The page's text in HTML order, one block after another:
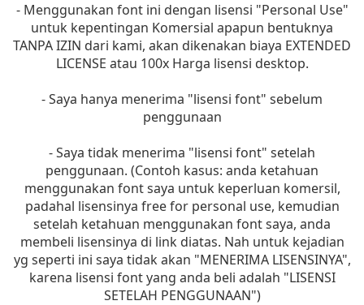
- Menggunakan font ini dengan lisensi "Personal Use"
untuk kepentingan Komersial apapun bentuknya
TANPA IZIN dari kami, akan dikenakan biaya EXTENDED
LICENSE atau 100x Harga lisensi desktop.
- Saya hanya menerima "lisensi font" sebelum
penggunaan
- Saya tidak menerima "lisensi font" setelah
penggunaan. (Contoh kasus: anda ketahuan
menggunakan font saya untuk keperluan komersil,
padahal lisensinya free for personal use, kemudian
setelah ketahuan menggunakan font saya, anda
membeli lisensinya di link diatas. Nah untuk kejadian
yg seperti ini saya tidak akan "MENERIMA LISENSINYA",
karena lisensi font yang anda beli adalah "LISENSI
SETELAH PENGGUNAAN")